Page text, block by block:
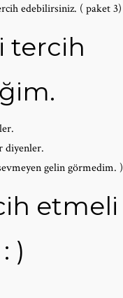
edebilirsiniz. ( paket 3)
tercih
diyenler.
gelin görmedim. )
etmeli
)